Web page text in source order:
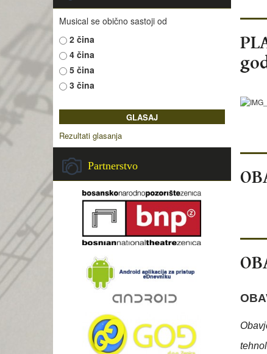
Musical se obično sastoji od
2 čina
4 čina
5 čina
3 čina
Rezultati glasanja
Partnerstvo